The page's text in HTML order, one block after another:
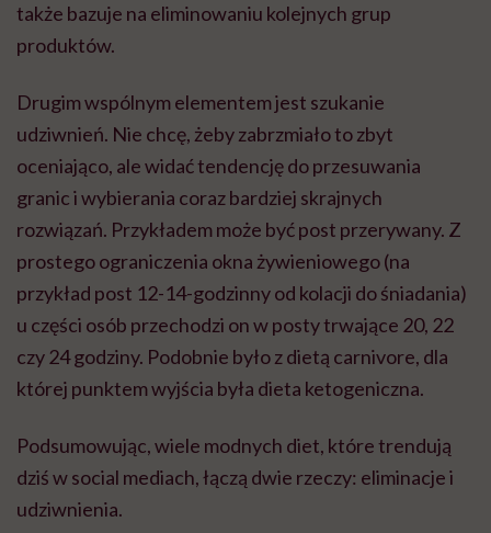
także bazuje na eliminowaniu kolejnych grup
produktów.
Drugim wspólnym elementem jest szukanie
udziwnień. Nie chcę, żeby zabrzmiało to zbyt
oceniająco, ale widać tendencję do przesuwania
granic i wybierania coraz bardziej skrajnych
rozwiązań. Przykładem może być post przerywany. Z
prostego ograniczenia okna żywieniowego (na
przykład post 12-14-godzinny od kolacji do śniadania)
u części osób przechodzi on w posty trwające 20, 22
czy 24 godziny. Podobnie było z dietą carnivore, dla
której punktem wyjścia była dieta ketogeniczna.
Podsumowując, wiele modnych diet, które trendują
dziś w social mediach, łączą dwie rzeczy: eliminacje i
udziwnienia.